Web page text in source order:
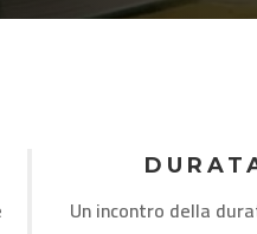
Un incontro della